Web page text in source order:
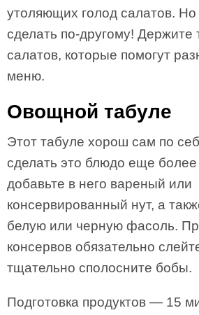
утоляющих голод салатов.
сделать по-другому! Держите
салатов, которые помогут
меню.
Овощной табуле
Этот табуле хорош сам по
сделать это блюдо еще
добавьте в него вареный или
консервированный нут, а
белую или черную фасоль.
консервов обязательно
тщательно сполосните бобы.
Подготовка продуктов — 15